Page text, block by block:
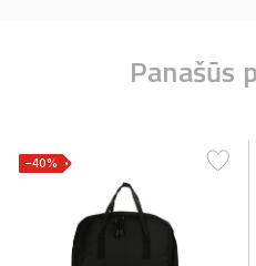
Panašūs
−40%